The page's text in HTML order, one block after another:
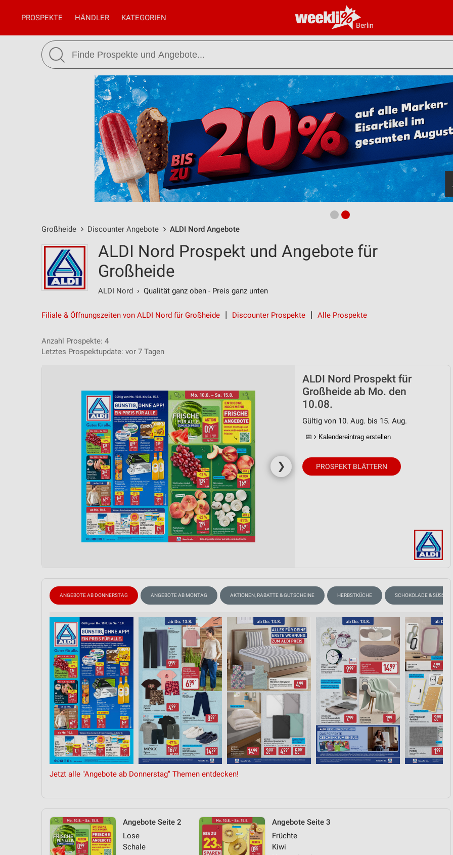
Berlin
PROSPEKTE HÄNDLER KATEGORIEN
Großheide Discounter Angebote ALDI Nord Angebote
ALDI Nord Prospekt und Angebote für
Großheide
ALDI Nord › Qualität ganz oben - Preis ganz unten
Filiale & Öffnungszeiten von ALDI Nord für Großheide Discounter Prospekte Alle Prospekte
Anzahl Prospekte: 4
Letztes Prospektupdate: vor 7 Tagen
❯
ALDI Nord Prospekt für
Großheide ab Mo. den
10.08.
Gültig von 10. Aug. bis 15. Aug.
📅 Kalendereintrag erstellen
PROSPEKT BLÄTTERN
ANGEBOTE AB DONNERSTAG ANGEBOTE AB MONTAG AKTIONEN, RABATTE & GUTSCHEINE HERBSTKÜCHE SCHOKOLADE &
Jetzt alle "Angebote ab Donnerstag" Themen entdecken!
Angebote Seite 2
Lose
Schale
Angebote Seite 3
Früchte
Kiwi